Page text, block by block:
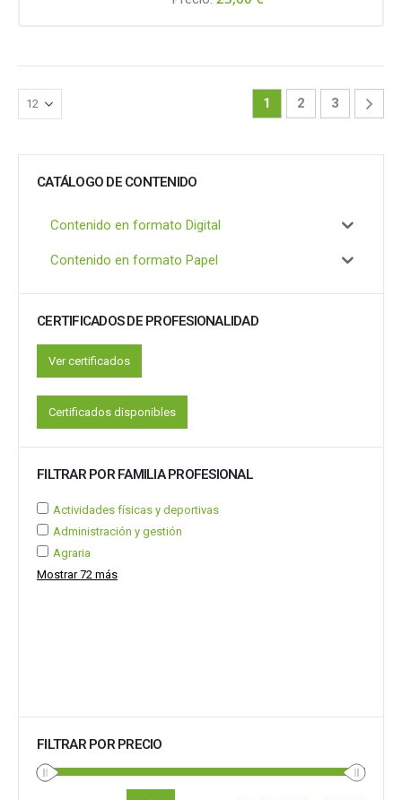
1 2 3
CATÁLOGO DE CONTENIDO
Contenido en formato Digital
Contenido en formato Papel
CERTIFICADOS DE PROFESIONALIDAD
Ver certificados
Certificados disponibles
FILTRAR POR FAMILIA PROFESIONAL
Actividades físicas y deportivas
Administración y gestión
Agraria
Mostrar 72 más
FILTRAR POR PRECIO